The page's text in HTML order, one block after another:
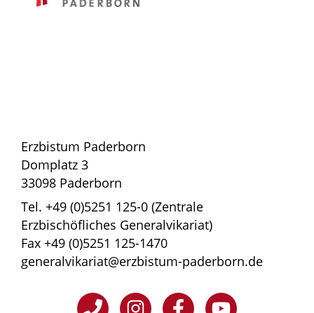
Erzbistum Paderborn
Domplatz 3
33098 Paderborn
Tel. +49 (0)5251 125-0 (Zentrale
Erzbischöfliches Generalvikariat)
Fax +49 (0)5251 125-1470
generalvikariat@erzbistum-paderborn.de